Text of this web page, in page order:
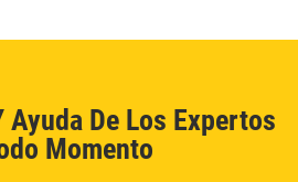
De Los Expertos
Momento